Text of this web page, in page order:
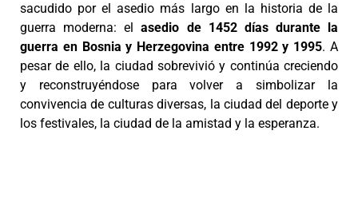
sacudido por el asedio más largo en la historia de la
guerra moderna: elasedio de 1452 días durante la
guerra en Bosnia y Herzegovina entre 1992 y 1995. A
pesar de ello, la ciudad sobrevivió y continúa creciendo
y reconstruyéndose para volver a simbolizar la
convivencia de culturas diversas, la ciudad del deporte y
los festivales, la ciudad de la amistad y la esperanza.